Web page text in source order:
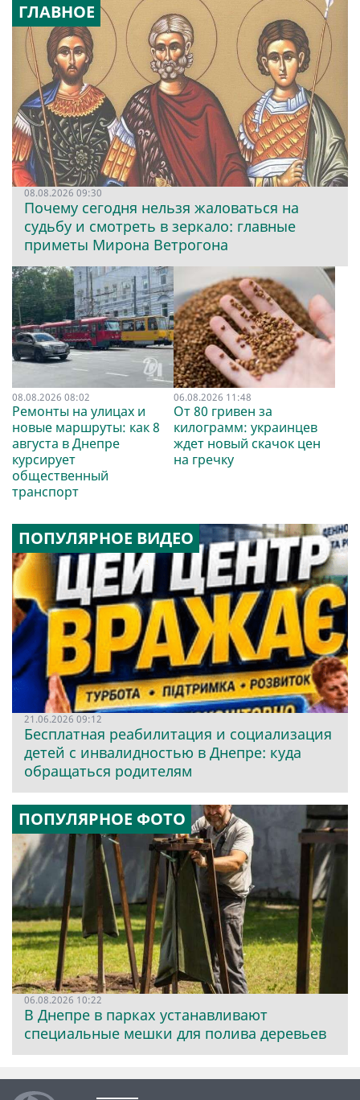
ГЛАВНОЕ
08.08.2026 09:30
Почему сегодня нельзя жаловаться на
судьбу и смотреть в зеркало: главные
приметы Мирона Ветрогона
08.08.2026 08:02
Ремонты на улицах и
новые маршруты: как 8
августа в Днепре
курсирует
общественный
транспорт
06.08.2026 11:48
От 80 гривен за
килограмм: украинцев
ждет новый скачок цен
на гречку
ПОПУЛЯРНОЕ ВИДЕО
21.06.2026 09:12
Бесплатная реабилитация и социализация
детей с инвалидностью в Днепре: куда
обращаться родителям
ПОПУЛЯРНОЕ ФОТО
06.08.2026 10:22
В Днепре в парках устанавливают
специальные мешки для полива деревьев